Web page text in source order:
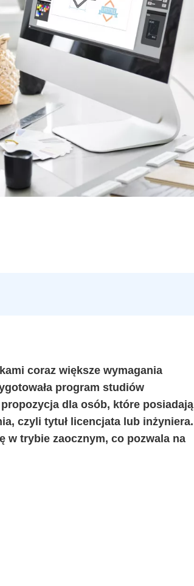
coraz większe wymagania
program studiów
dla osób, które posiadają
czyli tytuł licencjata lub inżyniera.
w trybie zaocznym, co pozwala na